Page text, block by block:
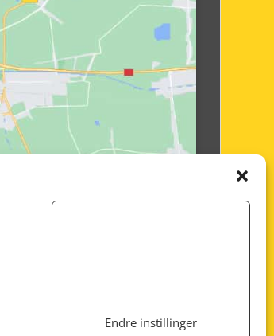
Endre instillinger